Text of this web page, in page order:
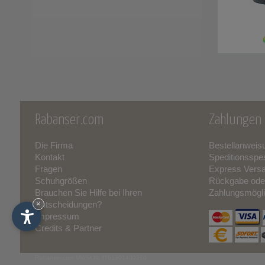
Rabanser.com
Die Firma
Kontakt
Fragen
Schuhgrößen
Brauchen Sie Hilfe bei Ihren
Entscheidungen?
Impressum
Credits & Partner
Express
Rückgabe
×